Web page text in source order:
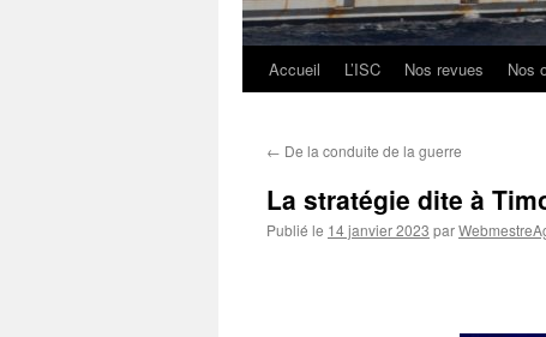
Aller
contenu
Accueil L’ISC Nos revues Nos
← De la conduite de la guerre
La stratégie dite à
Publié le 14 janvier 2023 par